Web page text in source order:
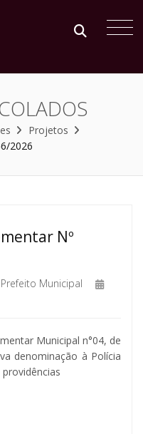
Projetos
2026
Nº
Prefeito Municipal
Municipal n°04, de
denominação à Polícia